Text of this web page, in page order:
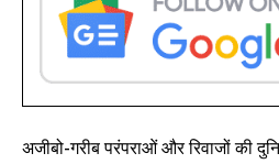
अजीबो-गरीब परंपराओं और रिवाजों की